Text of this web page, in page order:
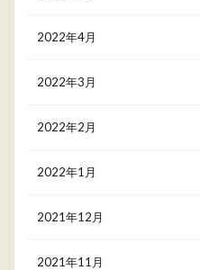
2022年4月
2022年3月
2022年2月
2022年1月
2021年12月
2021年11月